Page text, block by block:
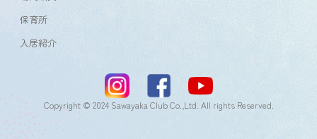
保育所
入居紹介
Copyright © 2024 Sawayaka Club Co.,Ltd. All rights Reserved.